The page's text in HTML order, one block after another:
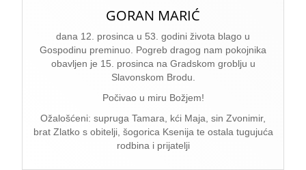
GORAN MARIĆ
dana 12. prosinca u 53. godini života blago u
Gospodinu preminuo. Pogreb dragog nam pokojnika
obavljen je 15. prosinca na Gradskom groblju u
Slavonskom Brodu.
Počivao u miru Božjem!
Ožalošćeni: supruga Tamara, kći Maja, sin Zvonimir,
brat Zlatko s obitelji, šogorica Ksenija te ostala tugujuća
rodbina i prijatelji